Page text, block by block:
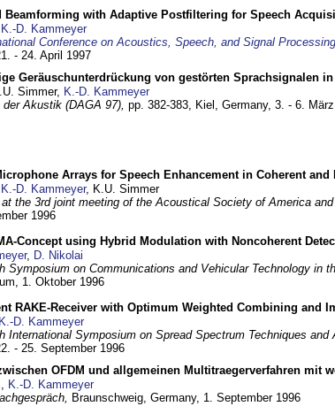
Beamforming with Adaptive Postfiltering for Speech
K.-D. Kammeyer
Conference on Acoustics, Speech, and Signal
- 24. April 1997
Geräuschunterdrückung von gestörten Sprachsignalen
Simmer, K.-D. Kammeyer
Akustik (DAGA 97), pp. 382-383, Kiel, Germany, 3. - 6.
Arrays for Speech Enhancement in Coherent
K.-D. Kammeyer, K.U. Simmer
the 3rd joint meeting of the Acoustical Society of America
1996
Concept using Hybrid Modulation with Noncoherent
, D. Nikolai
Symposium on Communications and Vehicular Technology in
1. Oktober 1996
RAKE-Receiver with Optimum Weighted Combining and
K.-D. Kammeyer
International Symposium on Spread Spectrum Techniques and
- 25. September 1996
OFDM und allgemeinen Multitraegerverfahren mit
, K.-D. Kammeyer
Braunschweig, Germany, 1. September 1996